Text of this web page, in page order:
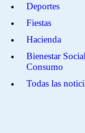
Deportes
Fiestas
Hacienda
Bienestar
Consumo
Todas las